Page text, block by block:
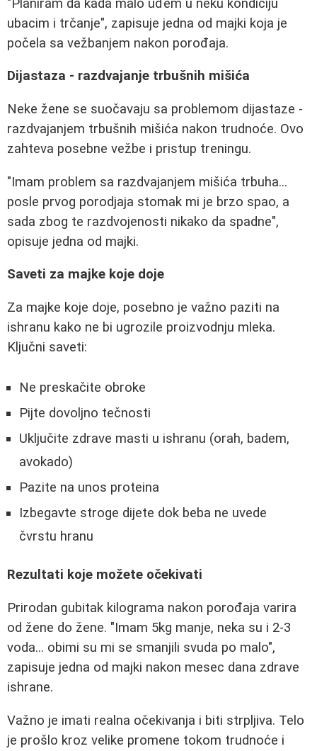
"Planiram da kada malo uđem u neku kondiciju
ubacim i trčanje", zapisuje jedna od majki koja je
počela sa vežbanjem nakon porođaja.
Dijastaza - razdvajanje trbušnih mišića
Neke žene se suočavaju sa problemom dijastaze -
razdvajanjem trbušnih mišića nakon trudnoće. Ovo
zahteva posebne vežbe i pristup treningu.
"Imam problem sa razdvajanjem mišića trbuha...
posle prvog porodjaja stomak mi je brzo spao, a
sada zbog te razdvojenosti nikako da spadne",
opisuje jedna od majki.
Saveti za majke koje doje
Za majke koje doje, posebno je važno paziti na
ishranu kako ne bi ugrozile proizvodnju mleka.
Ključni saveti:
Ne preskačite obroke
Pijte dovoljno tečnosti
Uključite zdrave masti u ishranu (orah, badem,
avokado)
Pazite na unos proteina
Izbegavte stroge dijete dok beba ne uvede
čvrstu hranu
Rezultati koje možete očekivati
Prirodan gubitak kilograma nakon porođaja varira
od žene do žene. "Imam 5kg manje, neka su i 2-3
voda... obimi su mi se smanjili svuda po malo",
zapisuje jedna od majki nakon mesec dana zdrave
ishrane.
Važno je imati realna očekivanja i biti strpljiva. Telo
je prošlo kroz velike promene tokom trudnoće i